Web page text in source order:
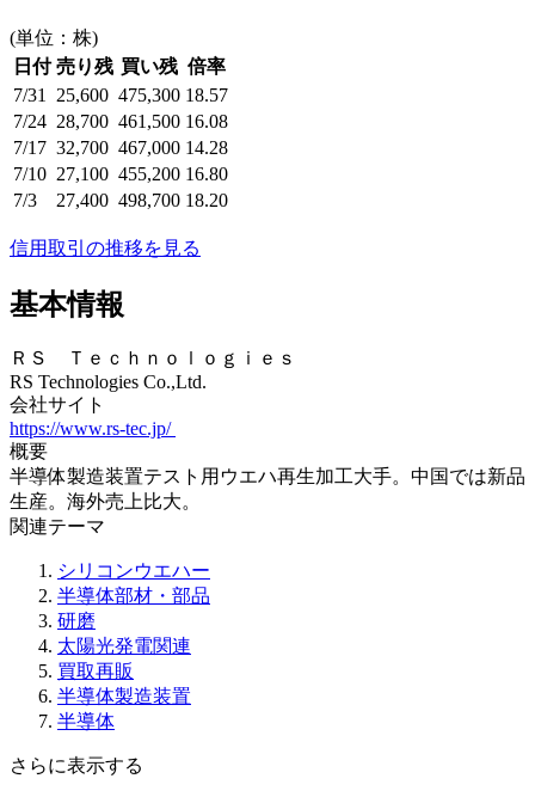
(単位：株)
日付 売り残 買い残 倍率
7/31
25,600 475,300 18.57
7/24 28,700 461,500 16.08
7/17 32,700 467,000 14.28
7/10 27,100 455,200 16.80
7/3
27,400 498,700 18.20
信用取引の推移を見る
基本情報
ＲＳ Ｔｅｃｈｎｏｌｏｇｉｅｓ
RS Technologies Co.,Ltd.
会社サイト
https://www.rs-tec.jp/
概要
半導体製造装置テスト用ウエハ再生加工大手。中国では新品
生産。海外売上比大。
関連テーマ
シリコンウエハー
半導体部材・部品
研磨
太陽光発電関連
買取再販
半導体製造装置
半導体
さらに表示する